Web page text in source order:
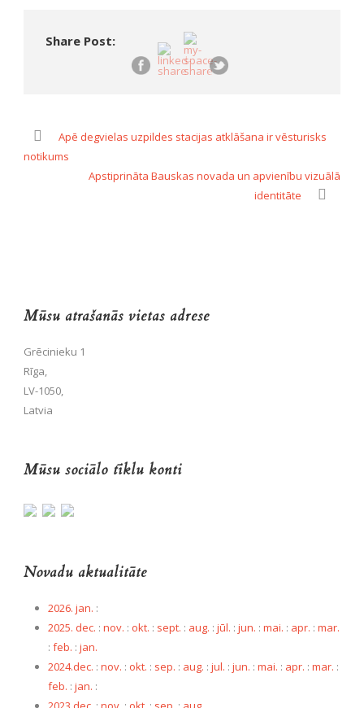
Share Post:
Apē degvielas uzpildes stacijas atklāšana ir vēsturisks
notikums
Apstiprināta Bauskas novada un apvienību vizuālā
identitāte
Mūsu atrašanās vietas adrese
Grēcinieku 1
Rīga,
LV-1050,
Latvia
Mūsu sociālo tīklu konti
Novadu aktualitāte
2026. jan. :
2025. dec. : nov. : okt. : sept. : aug. : jūl. : jun. : mai. : apr. : mar.
: feb. : jan.
2024.dec. : nov. : okt. : sep. : aug. : jul. : jun. : mai. : apr. : mar. :
feb. : jan. :